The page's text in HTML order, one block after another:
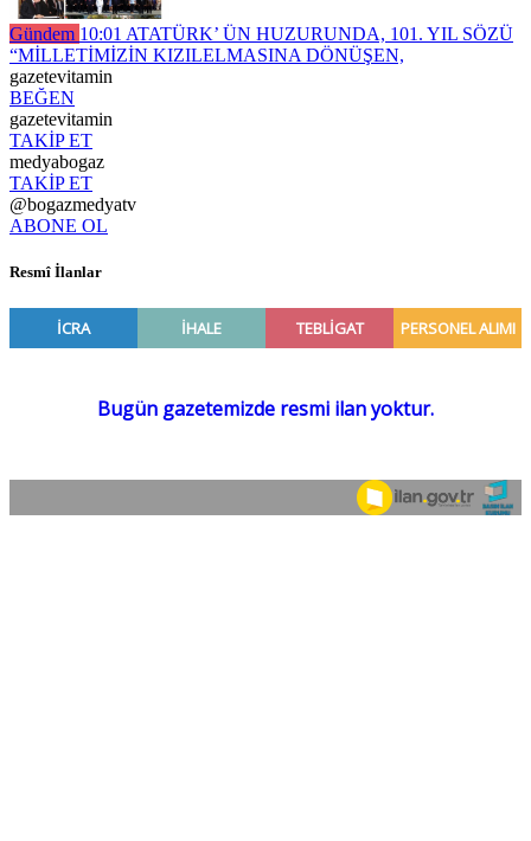
Gündem 10:01 ATATÜRK’ ÜN HUZURUNDA, 101. YIL SÖZÜ
“MİLLETİMİZİN KIZILELMASINA DÖNÜŞEN,
gazetevitamin
BEĞEN
gazetevitamin
TAKİP ET
medyabogaz
TAKİP ET
@bogazmedyatv
ABONE OL
Resmî İlanlar